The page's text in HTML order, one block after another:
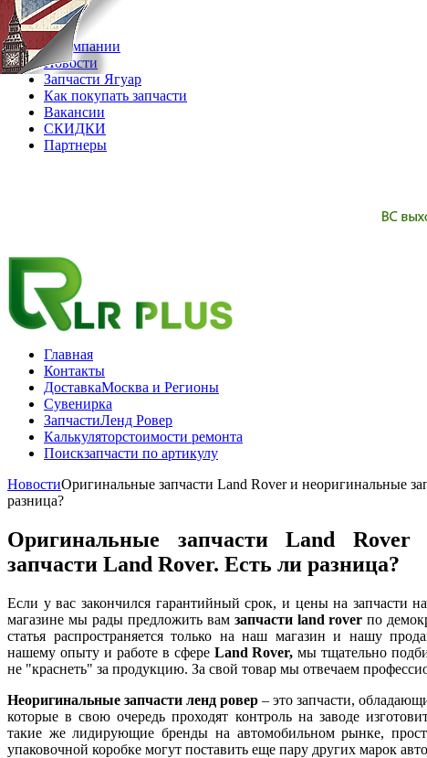
06.08.2026
О компании
Новости
Запчасти Ягуар
Как покупать запчасти
Вакансии
СКИДКИ
Партнеры
Главная
Контакты
ДоставкаМосква и Регионы
Сувенирка
ЗапчастиЛенд Ровер
Калькуляторстоимости ремонта
Поискзапчасти по артикулу
НовостиОригинальные запчасти Land Rover и неоригинальные
разница?
Оригинальные запчасти Land Rover
запчасти Land Rover. Есть ли разница?
Если у вас закончился гарантийный срок, и цены на запчасти
магазине мы рады предложить вамзапчасти land rover по
статья распространяется только на наш магазин и нашу
нашему опыту и работе в сфереLand Rover, мы тщательно
не "краснеть" за продукцию. За свой товар мы отвечаем
Неоригинальные запчасти ленд ровер – это запчасти,
которые в свою очередь проходят контроль на заводе
такие же лидирующие бренды на автомобильном рынке,
упаковочной коробке могут поставить еще пару других марок